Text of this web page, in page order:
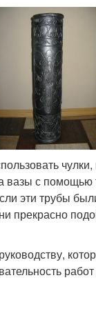
вазы с помощью
эти трубы
прекрасно